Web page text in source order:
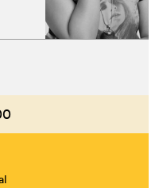
vous?